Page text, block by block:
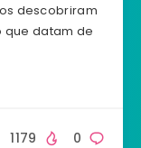
descobriram
que datam de
0
1179